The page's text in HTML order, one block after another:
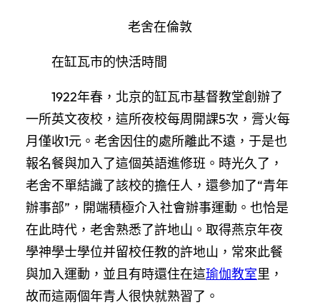
老舍在倫敦
在缸瓦市的快活時間
1922年春，北京的缸瓦市基督教堂創辦了
一所英文夜校，這所夜校每周開課5次，膏火每
月僅收1元。老舍因住的處所離此不遠，于是也
報名餐與加入了這個英語進修班。時光久了，
老舍不單結識了該校的擔任人，還參加了“青年
辦事部”，開端積極介入社會辦事運動。也恰是
在此時代，老舍熟悉了許地山。取得燕京年夜
學神學士學位并留校任教的許地山，常來此餐
與加入運動，並且有時還住在這瑜伽教室里，
故而這兩個年青人很快就熟習了。